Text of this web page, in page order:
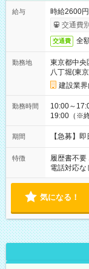
給与
時給2600円
交通費
交通費 全
勤務地
東京都中央
八丁堀(東
建設業
勤務時間
10:00～
19:00（※
期間 【急募】
特徴 履歴書不要
電話対応な
気になる！